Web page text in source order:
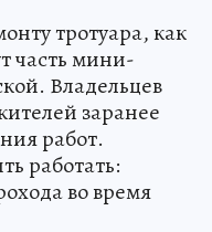
тротуара, как
часть мини-
Владельцев
заранее
работ.
работать:
во время